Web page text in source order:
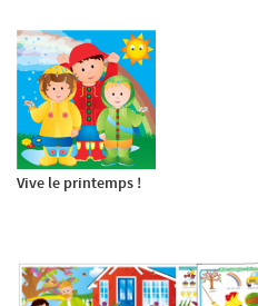
Vive le printemps !